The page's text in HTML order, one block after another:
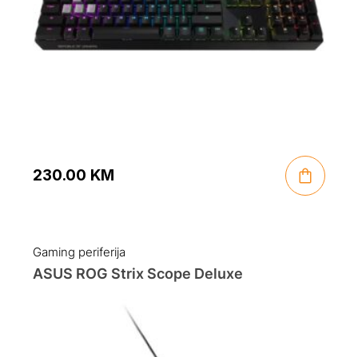
230.00 KM
Gaming periferija
ASUS ROG Strix Scope Deluxe